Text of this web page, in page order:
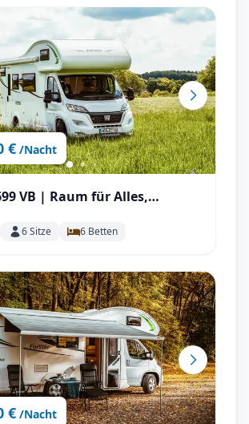
€ /Nacht
VB | Raum für Alles,
uvm.
6Sitze 6 Betten
€ /Nacht